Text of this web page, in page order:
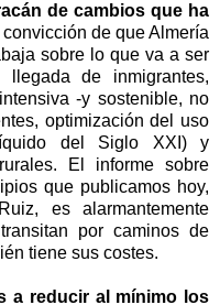
de cambios que ha
convicción de que Almería
sobre lo que va a ser
de inmigrantes,
-y sostenible, no
optimización del uso
del Siglo XXI) y
El informe sobre
que publicamos hoy,
es alarmantemente
por caminos de
tiene sus costes.
a reducir al mínimo los